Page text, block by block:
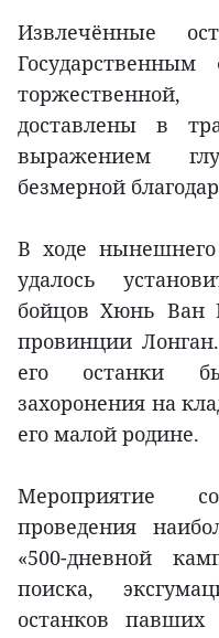
Извлечённые
торжественной,
доставлены в
выражением
безмерной
В ходе
удалось
бойцов Хюнь Ван
провинции
его останки
захоронения на
его малой родине.
Мероприятие
проведения
«500-дневной
поиска,
останков павших